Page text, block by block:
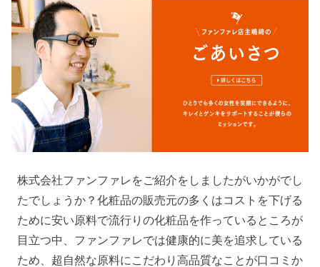
株式会社ファンファレをご紹介をしましたがいかがでし
たでしょうか？化粧品の販売元の多くはコストを下げる
ために安い原料で流行りの化粧品を作っているところが
目立つ中、ファンファレでは健康的に美を追求している
ため、超自然な原料にこだわり高品質なことが口コミか